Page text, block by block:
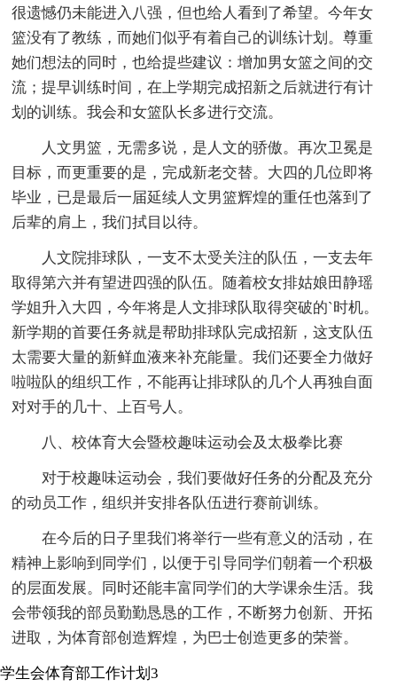
很遗憾仍未能进入八强，但也给人看到了希望。今年女
篮没有了教练，而她们似乎有着自己的训练计划。尊重
她们想法的同时，也给提些建议：增加男女篮之间的交
流；提早训练时间，在上学期完成招新之后就进行有计
划的训练。我会和女篮队长多进行交流。
人文男篮，无需多说，是人文的骄傲。再次卫冕是
目标，而更重要的是，完成新老交替。大四的几位即将
毕业，已是最后一届延续人文男篮辉煌的重任也落到了
后辈的肩上，我们拭目以待。
人文院排球队，一支不太受关注的队伍，一支去年
取得第六并有望进四强的队伍。随着校女排姑娘田静瑶
学姐升入大四，今年将是人文排球队取得突破的`时机。
新学期的首要任务就是帮助排球队完成招新，这支队伍
太需要大量的新鲜血液来补充能量。我们还要全力做好
啦啦队的组织工作，不能再让排球队的几个人再独自面
对对手的几十、上百号人。
八、校体育大会暨校趣味运动会及太极拳比赛
对于校趣味运动会，我们要做好任务的分配及充分
的动员工作，组织并安排各队伍进行赛前训练。
在今后的日子里我们将举行一些有意义的活动，在
精神上影响到同学们，以便于引导同学们朝着一个积极
的层面发展。同时还能丰富同学们的大学课余生活。我
会带领我的部员勤勤恳恳的工作，不断努力创新、开拓
进取，为体育部创造辉煌，为巴士创造更多的荣誉。
学生会体育部工作计划3